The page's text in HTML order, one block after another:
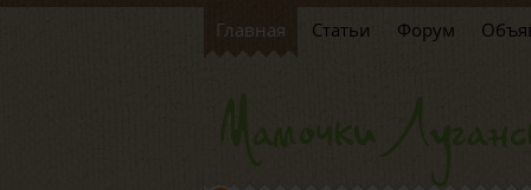
Главная Статьи Форум